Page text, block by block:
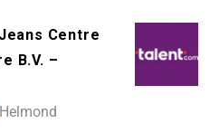
Centre
B.V. –
Helmond